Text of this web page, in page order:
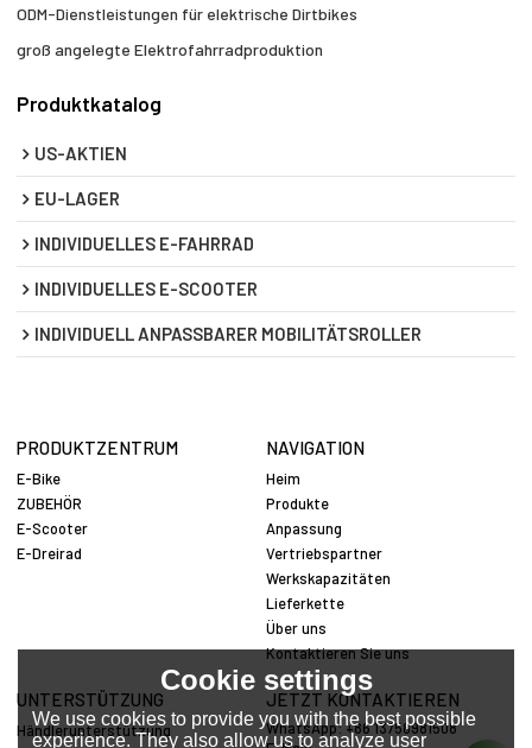
ODM-Dienstleistungen für elektrische Dirtbikes
groß angelegte Elektrofahrradproduktion
Produktkatalog
US-AKTIEN
EU-LAGER
INDIVIDUELLES E-FAHRRAD
INDIVIDUELLES E-SCOOTER
INDIVIDUELL ANPASSBARER MOBILITÄTSROLLER
PRODUKTZENTRUM
E-Bike
ZUBEHÖR
E-Scooter
E-Dreirad
NAVIGATION
Heim
Produkte
Anpassung
Vertriebspartner
Werkskapazitäten
Lieferkette
Über uns
Kontaktieren Sie uns
UNTERSTÜTZUNG
Händlerunterstützung
JETZT KONTAKTIEREN
WhatsApp: +86 13758981508
Cookie settings
We use cookies to provide you with the best possible
experience. They also allow us to analyze user